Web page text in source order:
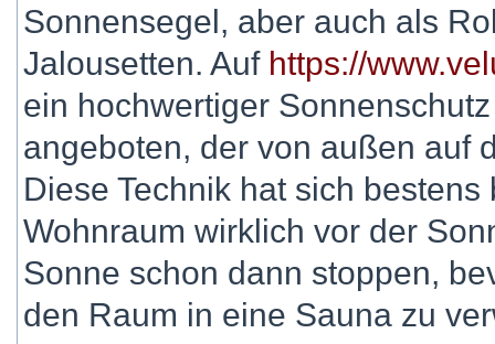
Sonnensegel, aber auch als
Jalousetten. Auf https://
ein hochwertiger
angeboten, der von außen auf
Diese Technik hat sich
Wohnraum wirklich vor der
Sonne schon dann stoppen,
den Raum in eine Sauna zu